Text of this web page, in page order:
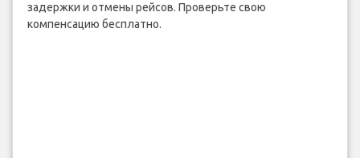
задержки и отмены рейсов. Проверьте свою
компенсацию бесплатно.